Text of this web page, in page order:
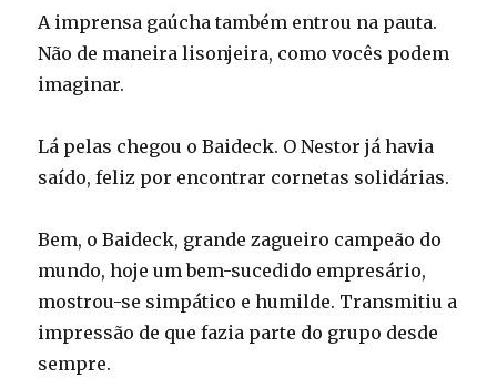
A imprensa gaúcha também entrou na pauta.
Não de maneira lisonjeira, como vocês podem
imaginar.
Lá pelas chegou o Baideck. O Nestor já havia
saído, feliz por encontrar cornetas solidárias.
Bem, o Baideck, grande zagueiro campeão do
mundo, hoje um bem-sucedido empresário,
mostrou-se simpático e humilde. Transmitiu a
impressão de que fazia parte do grupo desde
sempre.